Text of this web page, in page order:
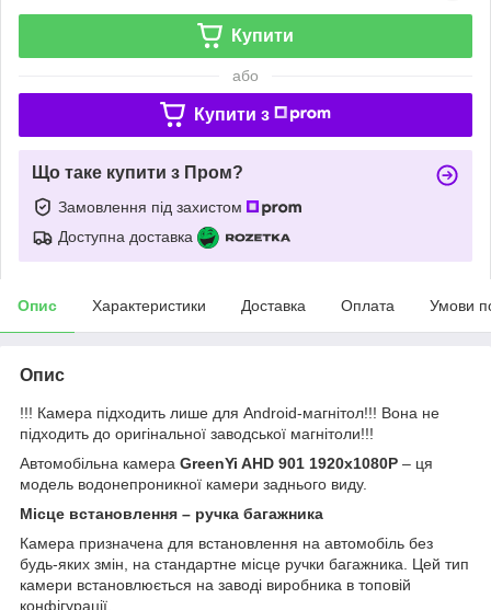
Купити
або
Купити з
Що таке купити з Пром?
Замовлення під захистом
Доступна доставка
Опис Характеристики Доставка Оплата Умови
Опис
!!! Камера підходить лише для Android-магнітол!!! Вона не
підходить до оригінальної заводської магнітоли!!!
Автомобільна камера GreenYi AHD 901 1920x1080P – ця
модель водонепроникної камери заднього виду.
Місце встановлення – ручка багажника
Камера призначена для встановлення на автомобіль без
будь-яких змін, на стандартне місце ручки багажника. Цей тип
камери встановлюється на заводі виробника в топовій
конфігурації.